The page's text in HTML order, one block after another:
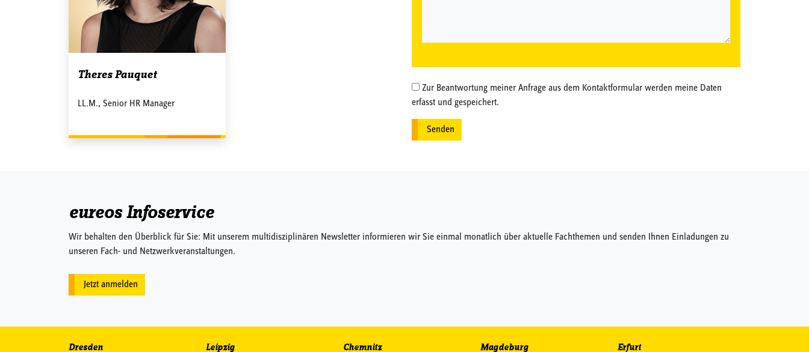
Theres Pauquet
LL.M., Senior HR Manager
Zur Beantwortung meiner Anfrage aus dem Kontaktformular werden meine Daten
erfasst und gespeichert.
eureos Infoservice
Wir behalten den Überblick für Sie: Mit unserem multidisziplinären Newsletter informieren wir Sie einmal monatlich über aktuelle Fachthemen und senden Ihnen Einladungen zu
unseren Fach- und Netzwerkveranstaltungen.
Jetzt anmelden
Dresden Leipzig Chemnitz Magdeburg Erfurt